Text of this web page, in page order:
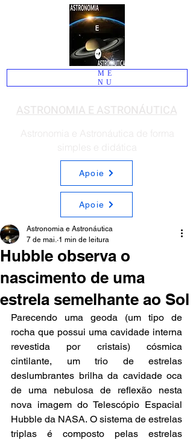
ASTRONOMIA E ASTRONÁUTICA
ME
NU
Astronomia e Astronáutica de forma
simples e didática
Apoie
Apoie
Hubble observa o
nascimento de uma
estrela semelhante ao Sol
Astronomia e Astronáutica
7 de mai. 1 min de leitura
Parecendo uma geoda (um tipo de
rocha que possui uma cavidade interna
revestida por cristais) cósmica
cintilante, um trio de estrelas
deslumbrantes brilha da cavidade oca
de uma nebulosa de reflexão nesta
nova imagem do Telescópio Espacial
Hubble da NASA. O sistema de estrelas
triplas é composto pelas estrelas